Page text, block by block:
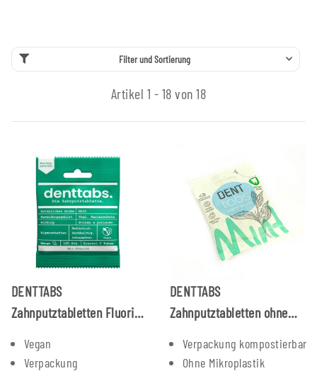
Filter und Sortierung
Artikel 1 - 18 von 18
DENTTABS
Zahnputztabletten Fluorid
Vegan
Verpackung
DENTTABS
Zahnputztabletten ohne
Verpackung kompostierbar
Ohne Mikroplastik